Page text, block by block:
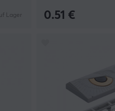
Lager 0.51 €